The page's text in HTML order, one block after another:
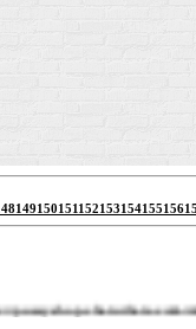
149150151152153154155156
male-cams/